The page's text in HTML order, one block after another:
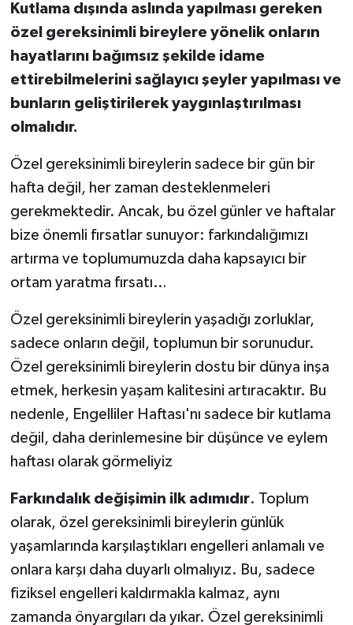
Kutlama dışında aslında yapılması gereken
özel gereksinimli bireylere yönelik onların
hayatlarını bağımsız şekilde idame
ettirebilmelerini sağlayıcı şeyler yapılması ve
bunların geliştirilerek yaygınlaştırılması
olmalıdır.
Özel gereksinimli bireylerin sadece bir gün bir
hafta değil, her zaman desteklenmeleri
gerekmektedir. Ancak, bu özel günler ve haftalar
bize önemli fırsatlar sunuyor: farkındalığımızı
artırma ve toplumumuzda daha kapsayıcı bir
ortam yaratma fırsatı…
Özel gereksinimli bireylerin yaşadığı zorluklar,
sadece onların değil, toplumun bir sorunudur.
Özel gereksinimli bireylerin dostu bir dünya inşa
etmek, herkesin yaşam kalitesini artıracaktır. Bu
nedenle, Engelliler Haftası'nı sadece bir kutlama
değil, daha derinlemesine bir düşünce ve eylem
haftası olarak görmeliyiz
Farkındalık değişimin ilk adımıdır. Toplum
olarak, özel gereksinimli bireylerin günlük
yaşamlarında karşılaştıkları engelleri anlamalı ve
onlara karşı daha duyarlı olmalıyız. Bu, sadece
fiziksel engelleri kaldırmakla kalmaz, aynı
zamanda önyargıları da yıkar. Özel gereksinimli